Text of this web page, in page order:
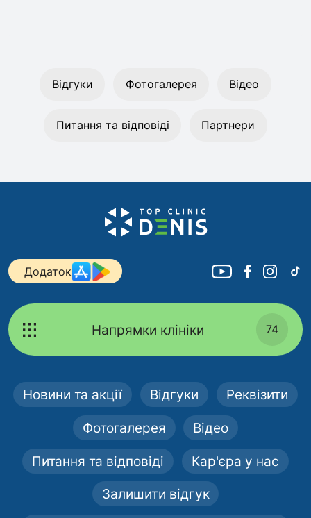
Відгуки Фотогалерея Відео
Питання та відповіді Партнери
Додаток
Напрямки клініки 74
Новини та акції Відгуки Реквізити
Фотогалерея Відео
Питання та відповіді Кар'єра у нас
Залишити відгук